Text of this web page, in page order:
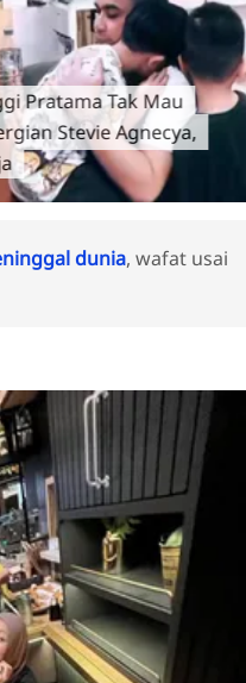
Pratama Tak Mau
Stevie Agnecya,
dunia, wafat usai